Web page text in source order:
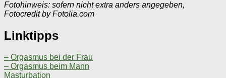
Fotohinweis: sofern nicht extra anders angegeben,
Fotocredit by Fotolia.com
Linktipps
– Orgasmus bei der Frau
– Orgasmus beim Mann
Masturbation